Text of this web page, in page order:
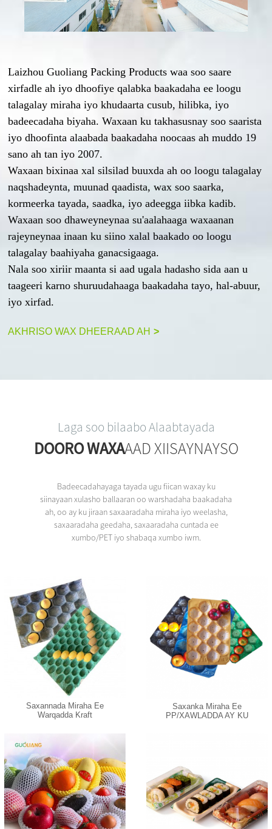
Laizhou Guoliang Packing Products waa soo saare
xirfadle ah iyo dhoofiye qalabka baakadaha ee loogu
talagalay miraha iyo khudaarta cusub, hilibka, iyo
badeecadaha biyaha. Waxaan ku takhasusnay soo saarista
iyo dhoofinta alaabada baakadaha noocaas ah muddo 19
sano ah tan iyo 2007.
Waxaan bixinaa xal silsilad buuxda ah oo loogu talagalay
naqshadeynta, muunad qaadista, wax soo saarka,
kormeerka tayada, saadka, iyo adeegga iibka kadib.
Waxaan soo dhaweyneynaa su'aalahaaga waxaanan
rajeyneynaa inaan ku siino xalal baakado oo loogu
talagalay baahiyaha ganacsigaaga.
Nala soo xiriir maanta si aad ugala hadasho sida aan u
taageeri karno shuruudahaaga baakadaha tayo, hal-abuur,
iyo xirfad.
AKHRISO WAX DHEERAAD AH >
Laga soo bilaabo Alaabtayada
DOORO WAXAAAD XIISAYNAYSO
Badeecadahayaga tayada ugu fiican waxay ku
siinayaan xulasho ballaaran oo warshadaha baakadaha
ah, oo ay ku jiraan saxaaradaha miraha iyo weelasha,
saxaaradaha geedaha, saxaaradaha cuntada ee
xumbo/PET iyo shabaqa xumbo iwm.
Saxannada Miraha Ee
Warqadda Kraft
Saxanka Miraha Ee
PP/XAWLADDA AY KU